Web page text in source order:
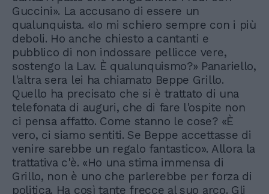
Guccini». La accusano di essere un
qualunquista. «Io mi schiero sempre con i più
deboli. Ho anche chiesto a cantanti e
pubblico di non indossare pellicce vere,
sostengo la Lav. È qualunquismo?» Panariello,
l'altra sera lei ha chiamato Beppe Grillo.
Quello ha precisato che si è trattato di una
telefonata di auguri, che di fare l'ospite non
ci pensa affatto. Come stanno le cose? «È
vero, ci siamo sentiti. Se Beppe accettasse di
venire sarebbe un regalo fantastico». Allora la
trattativa c'è. «Ho una stima immensa di
Grillo, non è uno che parlerebbe per forza di
politica. Ha così tante frecce al suo arco. Gli